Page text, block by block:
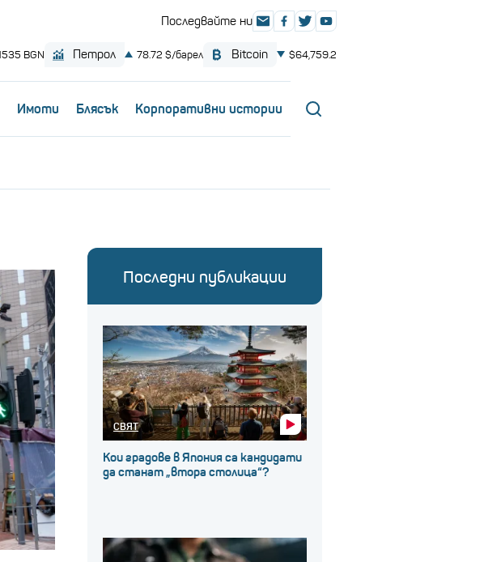
Имоти Блясък Корпоративни истории
Последни публикации
СВЯТ
Кои градове в Япония са кандидати
да станат „втора столица“?